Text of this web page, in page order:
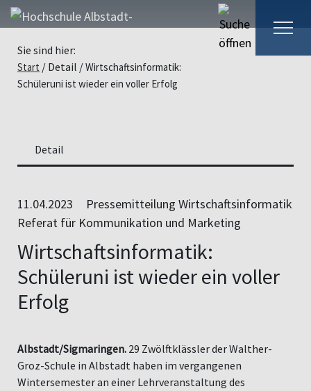
Sie sind hier:
Start Detail
Wirtschaftsinformatik:
Schüleruni ist wieder ein voller Erfolg
11.04.2023
Pressemitteilung Wirtschaftsinformatik
Referat für Kommunikation und Marketing
Wirtschaftsinformatik:
Schüleruni ist wieder ein voller
Erfolg
Albstadt/Sigmaringen. 29 Zwölftklässler der Walther-
Groz-Schule in Albstadt haben im vergangenen
Wintersemester an einer Lehrveranstaltung des
Detail